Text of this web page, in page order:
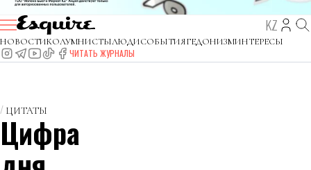
KZ
НОВОСТИКОЛУМНИСТЫЛЮДИСОБЫТИЯГЕДОНИЗМИНТЕРЕСЫ
ЧИТАТЬ ЖУРНАЛЫ
ЦИТАТЫ
Цифра